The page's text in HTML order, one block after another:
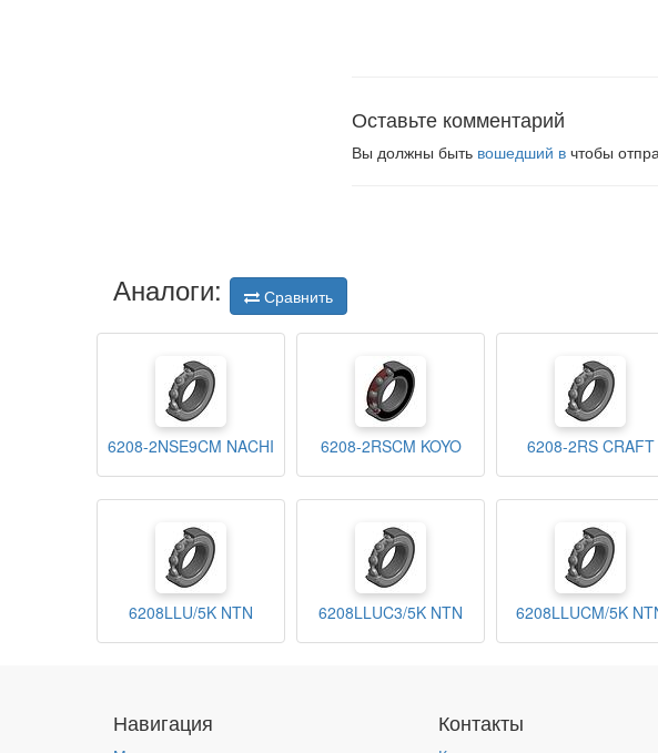
Оставьте комментарий
Вы должны быть вошедший в чтобы
Аналоги: Сравнить
6208-2NSE9CM NACHI 6208-2RSCM KOYO 6208-2RS CRAFT
6208LLU/5K NTN 6208LLUC3/5K NTN 6208LLUCM/5K
Навигация Контакты